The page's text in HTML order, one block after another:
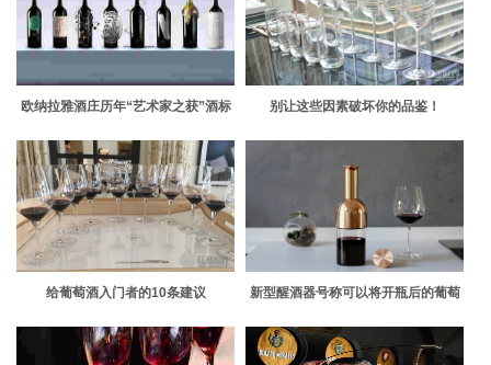
欧纳拉雅酒庄历年“艺术家之获”酒标
别让这些因素破坏你的品鉴！
给葡萄酒入门者的10条建议
新型醒酒器号称可以将开瓶后的葡萄